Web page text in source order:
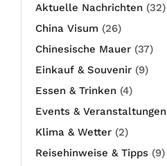
Aktuelle Nachrichten (32)
China Visum (26)
Chinesische Mauer (37)
Einkauf & Souvenir (9)
Essen & Trinken (4)
Events & Veranstaltungen
Klima & Wetter (2)
Reisehinweise & Tipps (9)